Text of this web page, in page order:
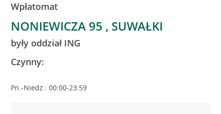
Wpłatomat
NONIEWICZA 95 , SUWAŁKI
były oddział ING
Czynny:
Pn.-Niedz.: 00:00-23:59